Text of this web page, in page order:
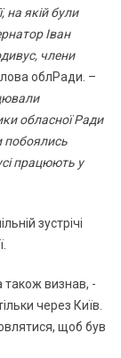
на якій були
Іван
члени
облРади. –
обласної Ради
побоялись
працюють у
зустрічі
також визнав, -
через Київ.
щоб був